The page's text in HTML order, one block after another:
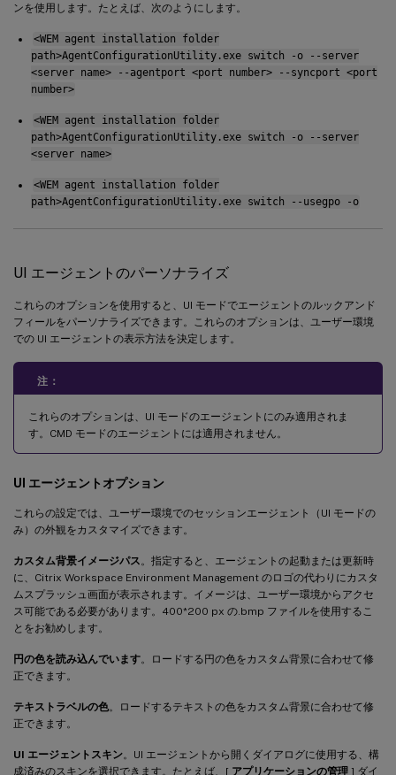
ンを使用します。たとえば、次のようにします。
<WEM agent installation folder
path>AgentConfigurationUtility.exe switch -o --server
<server name> --agentport <port number> --syncport <port
number>
<WEM agent installation folder
path>AgentConfigurationUtility.exe switch -o --server
<server name>
<WEM agent installation folder
path>AgentConfigurationUtility.exe switch --usegpo -o
UI エージェントのパーソナライズ
これらのオプションを使用すると、UI モードでエージェントのルックアンド
フィールをパーソナライズできます。これらのオプションは、ユーザー環境
での UI エージェントの表示方法を決定します。
注：
これらのオプションは、UI モードのエージェントにのみ適用されま
す。CMD モードのエージェントには適用されません。
UI エージェントオプション
これらの設定では、ユーザー環境でのセッションエージェント（UI モードの
み）の外観をカスタマイズできます。
カスタム背景イメージパス 。指定すると、エージェントの起動または更新時
に、Citrix Workspace Environment Management のロゴの代わりにカスタ
ムスプラッシュ画面が表示されます。イメージは、ユーザー環境からアクセ
ス可能である必要があります。400*200 px の.bmp ファイルを使用するこ
とをお勧めします。
円の色を読み込んでいます。ロードする円の色をカスタム背景に合わせて修
正できます。
テキストラベルの色。ロードするテキストの色をカスタム背景に合わせて修
正できます。
UI エージェントスキン。UI エージェントから開くダイアログに使用する、構
成済みのスキンを選択できます。たとえば、[ アプリケーションの管理 ] ダイ